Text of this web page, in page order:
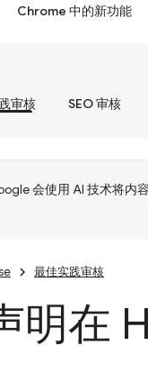
Chrome 中的新功能
审核 SEO 审核
会使用 AI 技术将内
最佳实践审核
明在